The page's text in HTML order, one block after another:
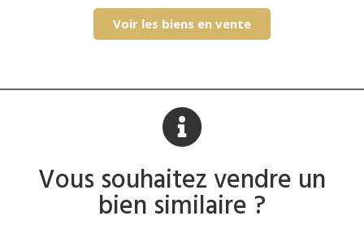
Voir les biens en vente
Vous souhaitez vendre un
bien similaire ?